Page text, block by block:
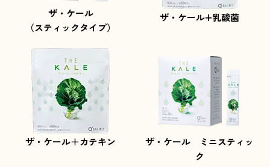
ザ・ケール
（スティックタイプ）
ザ・ケール+乳酸菌
ザ・ケール＋カテキン
ザ・ケール ミニスティッ
ク